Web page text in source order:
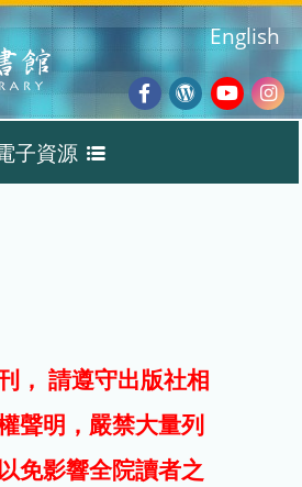
Facebook
Wordpress
English
子資源
子期刊
試用
， 請遵守出版社相
聲明，嚴禁大量列
免影響全院讀者之